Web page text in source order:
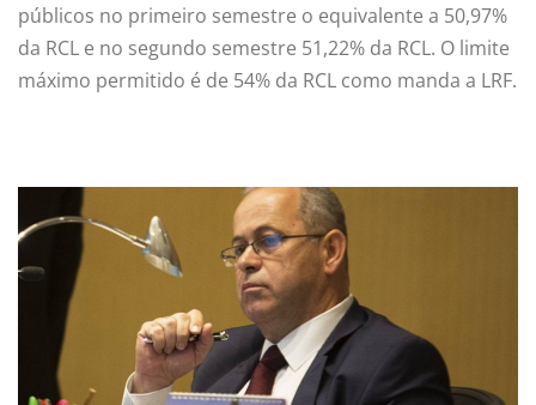
públicos no primeiro semestre o equivalente a 50,97%
da RCL e no segundo semestre 51,22% da RCL. O limite
máximo permitido é de 54% da RCL como manda a LRF.